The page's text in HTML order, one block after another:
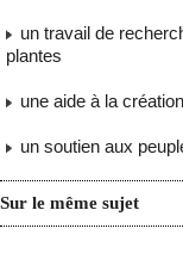
un travail de
plantes
une aide à la
un soutien aux
Sur le même sujet